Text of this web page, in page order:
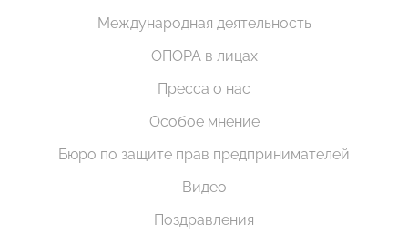
Международная деятельность
ОПОРА в лицах
Пресса о нас
Особое мнение
Бюро по защите прав предпринимателей
Видео
Поздравления